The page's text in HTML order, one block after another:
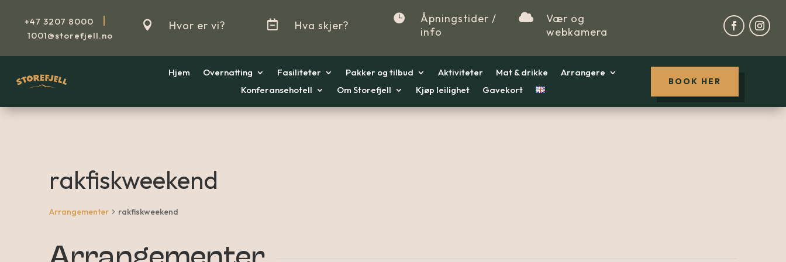
+47 3207 8000
1001@storefjell.no
 Hvor er vi?  Hva skjer?

Åpningstider /
info

Vær og
webkamera
Hjem Overnatting Fasiliteter Pakker og tilbud Aktiviteter Mat & drikke
Arrangere
Konferansehotell
Om Storefjell Kjøp leilighet Gavekort
BOOK HER
rakfiskweekend
Arrangementer rakfiskweekend